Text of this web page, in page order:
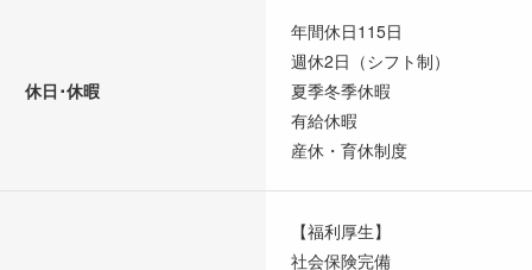
休日･休暇
年間休日115日
週休2日（シフト制）
夏季冬季休暇
有給休暇
産休・育休制度
【福利厚生】
社会保険完備